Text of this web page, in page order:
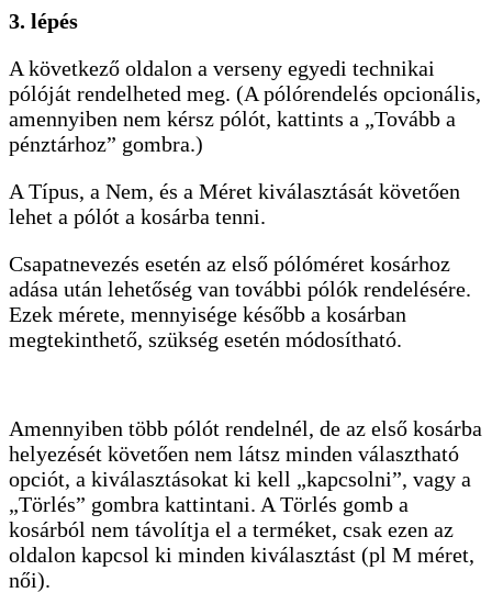
3. lépés
A következő oldalon a verseny egyedi technikai
pólóját rendelheted meg. (A pólórendelés opcionális,
amennyiben nem kérsz pólót, kattints a „Tovább a
pénztárhoz” gombra.)
A Típus, a Nem, és a Méret kiválasztását követően
lehet a pólót a kosárba tenni.
Csapatnevezés esetén az első pólóméret kosárhoz
adása után lehetőség van további pólók rendelésére.
Ezek mérete, mennyisége később a kosárban
megtekinthető, szükség esetén módosítható.
Amennyiben több pólót rendelnél, de az első kosárba
helyezését követően nem látsz minden választható
opciót, a kiválasztásokat ki kell „kapcsolni”, vagy a
„Törlés” gombra kattintani. A Törlés gomb a
kosárból nem távolítja el a terméket, csak ezen az
oldalon kapcsol ki minden kiválasztást (pl M méret,
női).